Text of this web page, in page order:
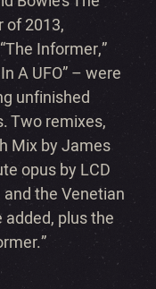
of 2013,
Informer,”
A UFO” – were
unfinished
Two remixes,
Mix by James
opus by LCD
the Venetian
added, plus the